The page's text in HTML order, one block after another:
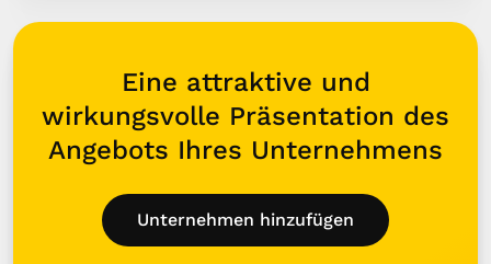
Eine attraktive und
wirkungsvolle Präsentation des
Angebots Ihres Unternehmens
Unternehmen hinzufügen